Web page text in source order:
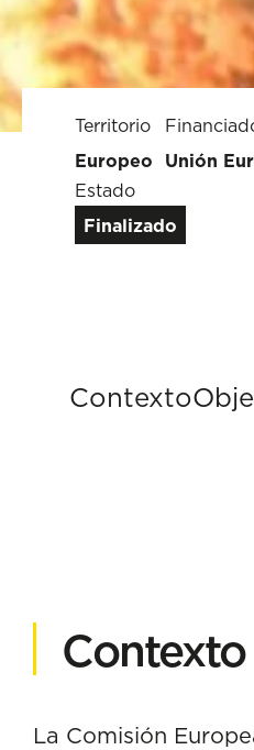
Territorio
Europeo Unión
Estado
Finalizado
Contexto
Contexto
La Comisión